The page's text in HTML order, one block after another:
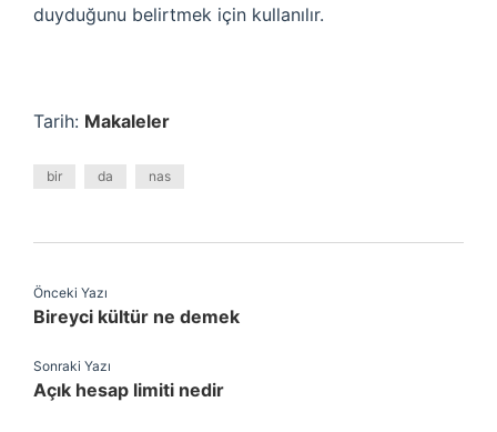
duyduğunu belirtmek için kullanılır.
Tarih: Makaleler
bir da nas
Önceki Yazı
Bireyci kültür ne demek
Sonraki Yazı
Açık hesap limiti nedir